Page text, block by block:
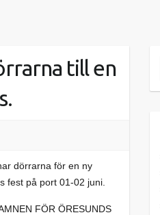
till en
dörrarna för en ny
fest på port 01-02 juni.
FÖR ÖRESUNDS